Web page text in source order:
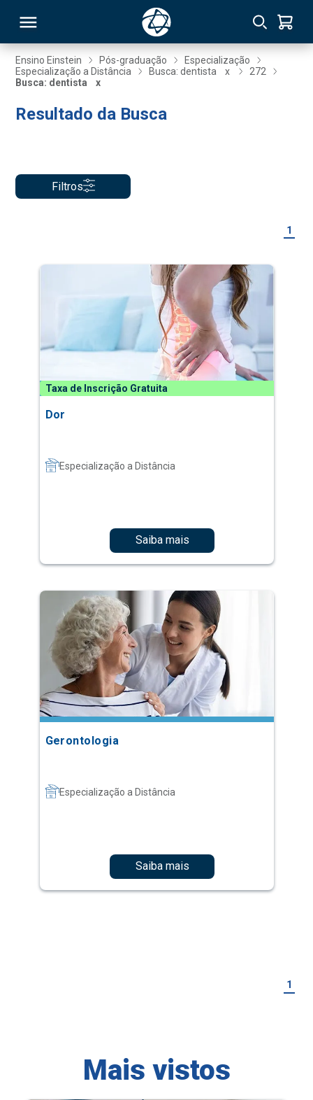
Ensino Einstein Pós-graduação
Especialização
Especialização a Distância
Busca: dentista x
272
Busca: dentista
x
Resultado da Busca
Filtros
1
Taxa de Inscrição Gratuita
Dor
Especialização a Distância
Saiba mais
Gerontologia
Especialização a Distância
Saiba mais
1
Mais vistos